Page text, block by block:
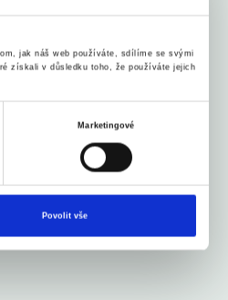
jak náš web používáte, sdílíme se svými
získali v důsledku toho, že používáte jejich
Marketingové
Povolit vše